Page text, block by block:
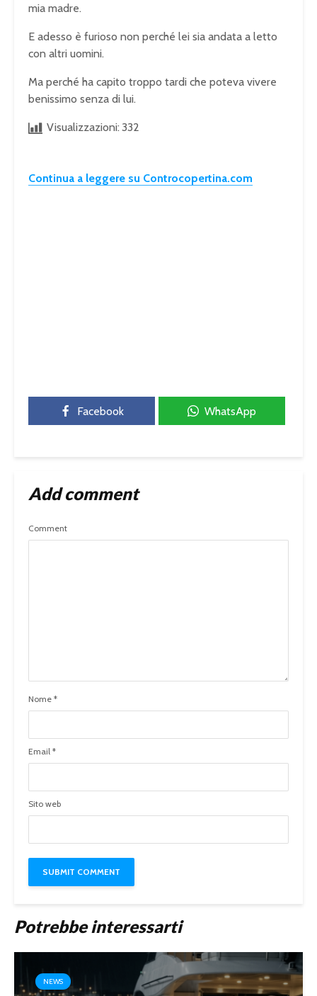
mia madre.
E adesso è furioso non perché lei sia andata a letto
con altri uomini.
Ma perché ha capito troppo tardi che poteva vivere
benissimo senza di lui.
Visualizzazioni: 332
Continua a leggere su Controcopertina.com
Facebook WhatsApp
Add comment
Comment
Nome *
Email *
Sito web
Potrebbe interessarti
NEWS